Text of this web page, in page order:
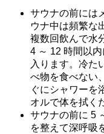
サウナの前には
ウナ中は頻繁な
複数回飲んで水
4 ～ 12 時間以
入ります。冷た
べ物を食べない
ぐにシャワーを
オルで体を拭く
サウナの前に 5
を整えて深呼吸